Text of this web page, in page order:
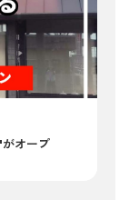
がオープ